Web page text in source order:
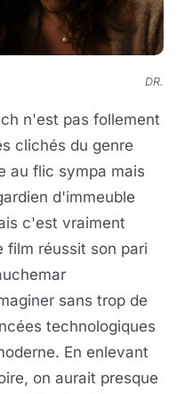
DR.
n'est pas follement
clichés du genre
au flic sympa mais
d'immeuble
c'est vraiment
film réussit son pari
sans trop de
technologiques
En enlevant
on aurait presque